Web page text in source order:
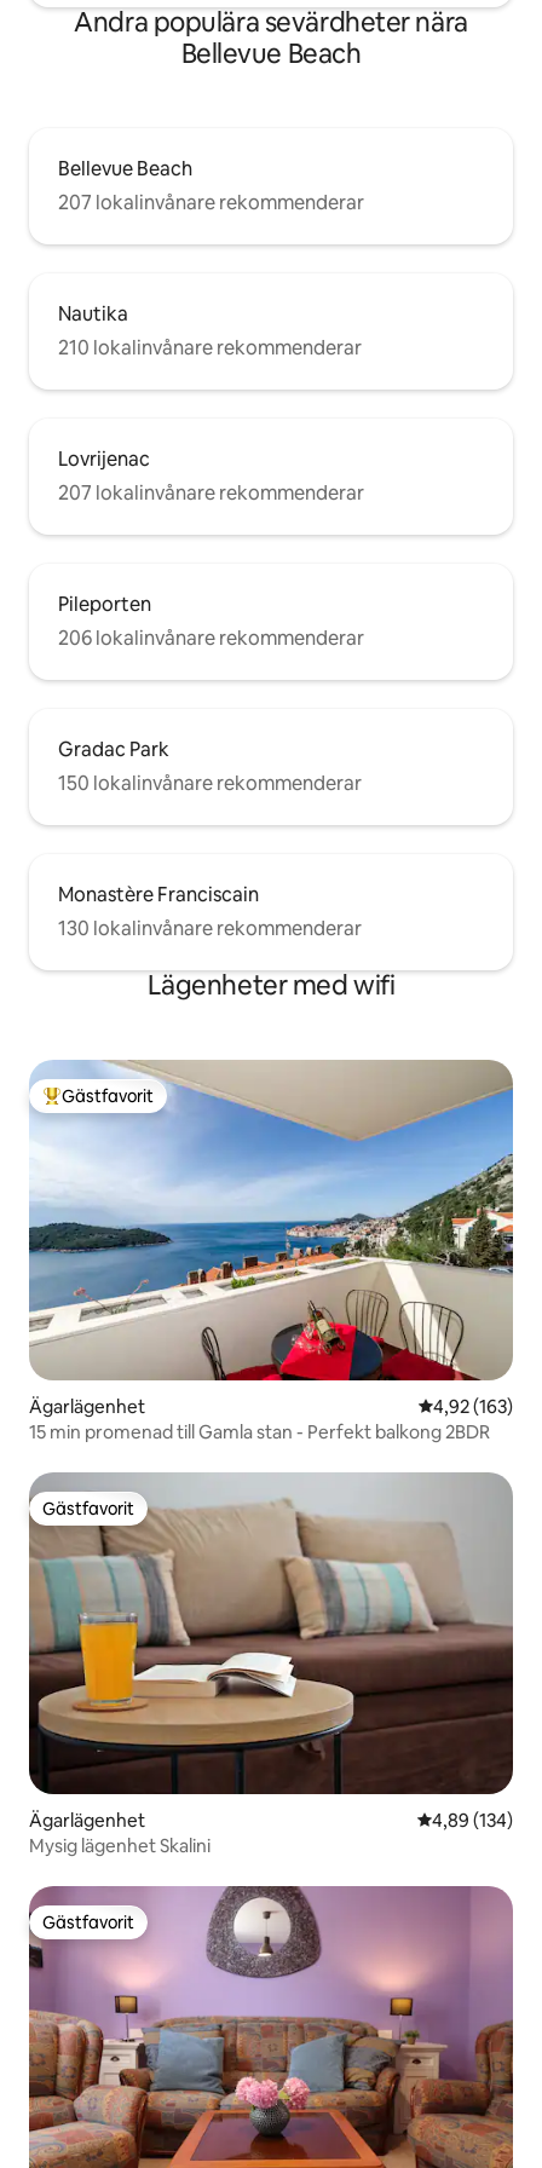
Andra populära sevärdheter nära
Bellevue Beach
Bellevue Beach
207 lokalinvånare rekommenderar
Nautika
210 lokalinvånare rekommenderar
Lovrijenac
207 lokalinvånare rekommenderar
Pileporten
206 lokalinvånare rekommenderar
Gradac Park
150 lokalinvånare rekommenderar
Monastère Franciscain
130 lokalinvånare rekommenderar
Lägenheter med wifi
Populär gästfavorit
Gästfavorit
Ägarlägenhet 4,92 av 5 i
4,92 (163)
15 min promenad till Gamla stan - Perfekt balkong 2BDR
Gästfavorit
Gästfavorit
Ägarlägenhet 4,89 av 5 i
4,89 (134)
Mysig lägenhet Skalini
Gästfavorit
Gästfavorit